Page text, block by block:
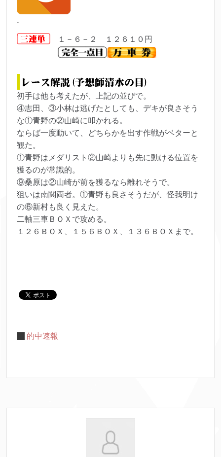
１－６－２ １２６１０円
初手は他も考えたが、上記の並びで。
④志田、③小林は逃げたとしても、デキが良さそう
な①青野の②山崎に叩かれる。
ならば一度動いて、どちらかを出す作戦がベターと
観た。
①青野はメダリスト②山崎よりも先に動ける位置を
獲るのが常識的。
⑨桑原は②山崎が前を獲るなら離れそうで。
狙いは南関両者。①青野も良さそうだが、怪我明け
の⑥新村も良く見えた。
二軸三車ＢＯＸで攻める。
１２６ＢＯＸ、１５６ＢＯＸ、１３６ＢＯＸまで。
的中速報